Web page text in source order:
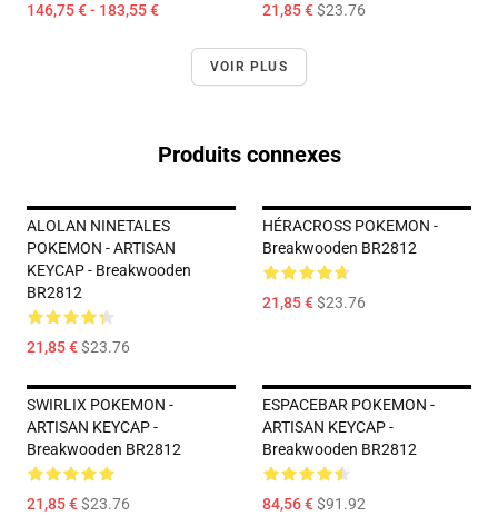
146,75 € - 183,55 € 21,85 €$23.76
VOIR PLUS
Produits connexes
ALOLAN NINETALES
POKEMON - ARTISAN
KEYCAP - Breakwooden
BR2812
21,85 €$23.76
HÉRACROSS POKEMON -
Breakwooden BR2812
21,85 €$23.76
SWIRLIX POKEMON -
ARTISAN KEYCAP -
Breakwooden BR2812
21,85 €$23.76
ESPACEBAR POKEMON -
ARTISAN KEYCAP -
Breakwooden BR2812
84,56 €$91.92